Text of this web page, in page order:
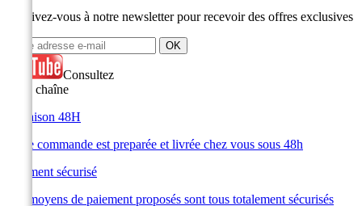
Inscrivez-vous à notre newsletter pour recevoir des offres exclusives
Consultez
notre chaîne
Livraison 48H
Votre commande est preparée et livrée chez vous sous 48h
Paiement sécurisé
Les moyens de paiement proposés sont tous totalement sécurisés